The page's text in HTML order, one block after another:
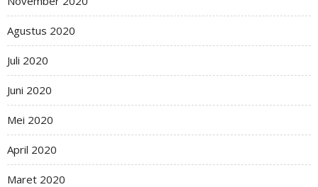
Agustus 2020
Juli 2020
Juni 2020
Mei 2020
April 2020
Maret 2020